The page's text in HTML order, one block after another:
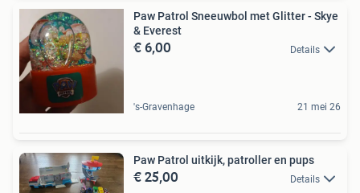
Paw Patrol Sneeuwbol met Glitter - Skye
& Everest
€ 6,00 Details
's-Gravenhage 21 mei 26
Paw Patrol uitkijk, patroller en pups
€ 25,00 Details